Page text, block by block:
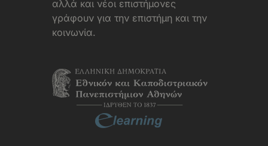
αλλά και νέοι επιστήμονες
γράφουν για την επιστήμη και την
κοινωνία.